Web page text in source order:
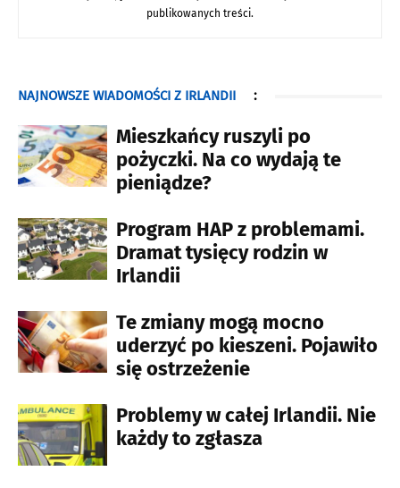
publikowanych treści.
NAJNOWSZE WIADOMOŚCI Z IRLANDII :
Mieszkańcy ruszyli po
pożyczki. Na co wydają te
pieniądze?
Program HAP z problemami.
Dramat tysięcy rodzin w
Irlandii
Te zmiany mogą mocno
uderzyć po kieszeni. Pojawiło
się ostrzeżenie
Problemy w całej Irlandii. Nie
każdy to zgłasza